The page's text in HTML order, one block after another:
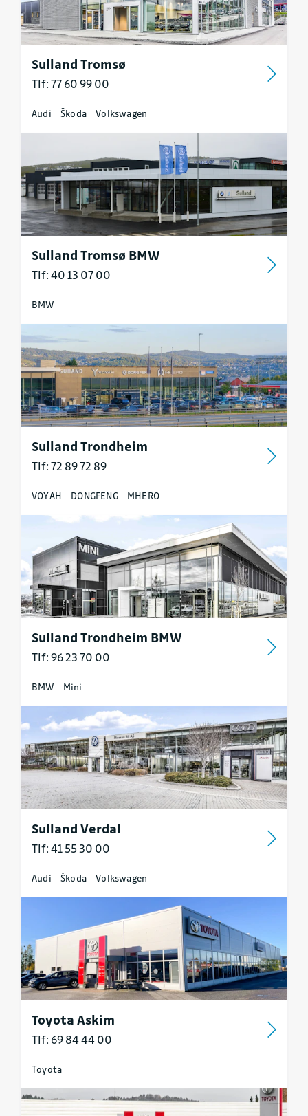
Sulland Tromsø
Tlf: 77 60 99 00
Audi Škoda Volkswagen
Sulland Tromsø BMW
Tlf: 40 13 07 00
BMW
Sulland Trondheim
Tlf: 72 89 72 89
VOYAH DONGFENG MHERO
Sulland Trondheim BMW
Tlf: 96 23 70 00
BMW Mini
Sulland Verdal
Tlf: 41 55 30 00
Audi Škoda Volkswagen
Toyota Askim
Tlf: 69 84 44 00
Toyota